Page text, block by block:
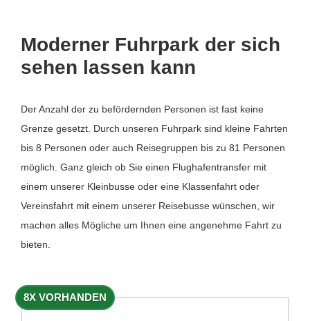
Moderner Fuhrpark der sich
sehen lassen kann
Der Anzahl der zu befördernden Personen ist fast keine
Grenze gesetzt. Durch unseren Fuhrpark sind kleine Fahrten
bis 8 Personen oder auch Reisegruppen bis zu 81 Personen
möglich. Ganz gleich ob Sie einen Flughafentransfer mit
einem unserer Kleinbusse oder eine Klassenfahrt oder
Vereinsfahrt mit einem unserer Reisebusse wünschen, wir
machen alles Mögliche um Ihnen eine angenehme Fahrt zu
bieten.
8X VORHANDEN